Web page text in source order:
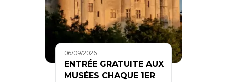
06/09/2026
ENTRÉE GRATUITE AUX
MUSÉES CHAQUE 1ER